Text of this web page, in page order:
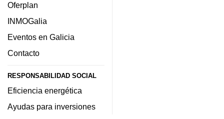
Oferplan
INMOGalia
Eventos en Galicia
Contacto
RESPONSABILIDAD SOCIAL
Eficiencia energética
Ayudas para inversiones